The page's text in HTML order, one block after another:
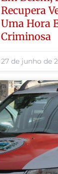
Recupera
Uma Hora
Criminosa
27 de junho de